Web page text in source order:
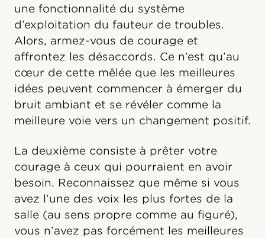
une fonctionnalité du système
d’exploitation du fauteur de troubles.
Alors, armez-vous de courage et
affrontez les désaccords. Ce n’est qu’au
cœur de cette mêlée que les meilleures
idées peuvent commencer à émerger du
bruit ambiant et se révéler comme la
meilleure voie vers un changement positif.
La deuxième consiste à prêter votre
courage à ceux qui pourraient en avoir
besoin. Reconnaissez que même si vous
avez l’une des voix les plus fortes de la
salle (au sens propre comme au figuré),
vous n’avez pas forcément les meilleures